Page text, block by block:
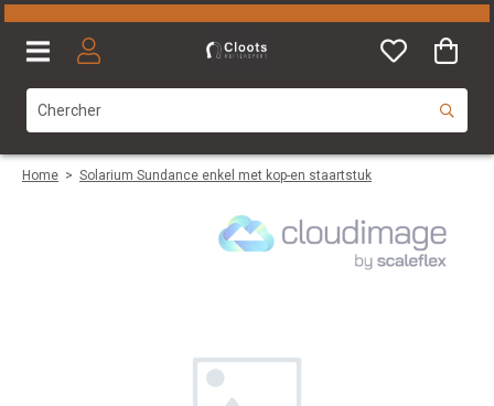
Home > Solarium Sundance enkel met kop-en staartstuk